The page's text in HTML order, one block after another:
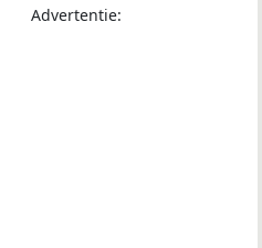
Advertentie: